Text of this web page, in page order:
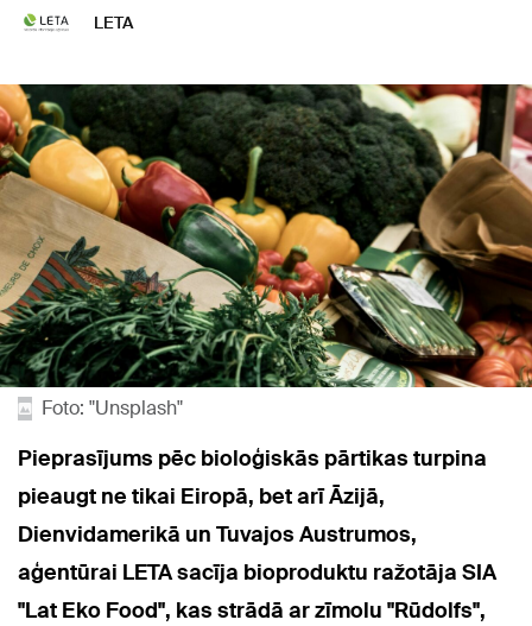
LETA
Foto: "Unsplash"
Pieprasījums pēc bioloģiskās pārtikas turpina
pieaugt ne tikai Eiropā, bet arī Āzijā,
Dienvidamerikā un Tuvajos Austrumos,
aģentūrai LETA sacīja bioproduktu ražotāja SIA
"Lat Eko Food", kas strādā ar zīmolu "Rūdolfs",